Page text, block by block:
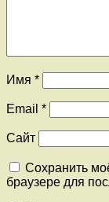
Имя *
Email *
Сайт
Сохранить
браузере для